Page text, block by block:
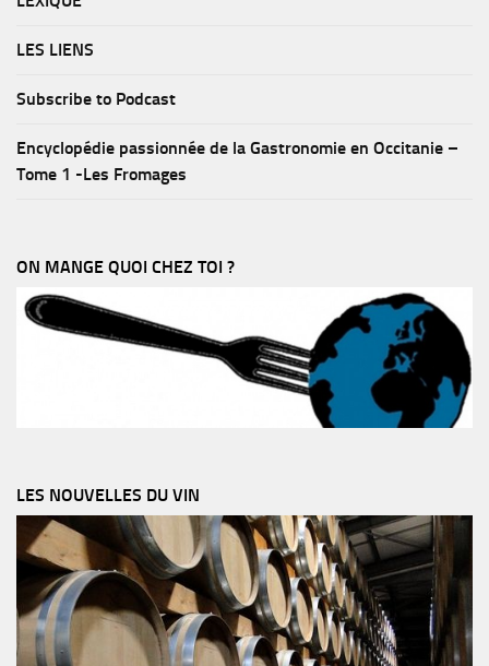
LES LIENS
Subscribe to Podcast
Encyclopédie passionnée de la Gastronomie en Occitanie –
Tome 1 -Les Fromages
ON MANGE QUOI CHEZ TOI ?
LES NOUVELLES DU VIN